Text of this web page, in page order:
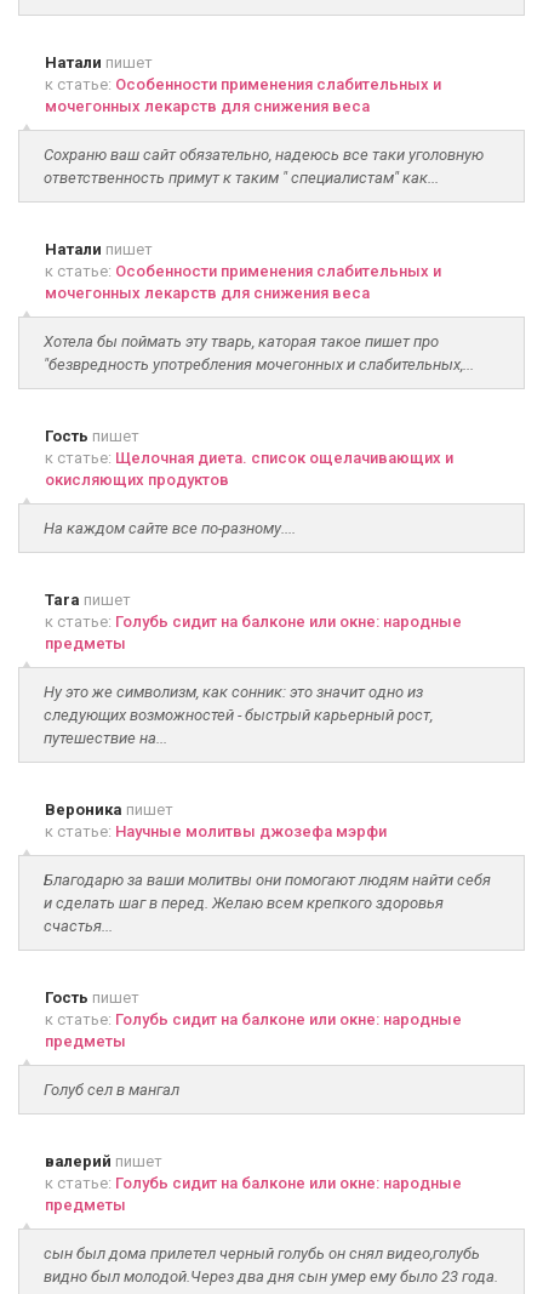
Натали пишет
к статье: Особенности применения слабительных и
мочегонных лекарств для снижения веса
Сохраню ваш сайт обязательно, надеюсь все таки уголовную
ответственность примут к таким " специалистам" как...
Натали пишет
к статье: Особенности применения слабительных и
мочегонных лекарств для снижения веса
Хотела бы поймать эту тварь, каторая такое пишет про
"безвредность употребления мочегонных и слабительных,...
Гость пишет
к статье: Щелочная диета. список ощелачивающих и
окисляющих продуктов
На каждом сайте все по-разному....
Tara пишет
к статье: Голубь сидит на балконе или окне: народные
предметы
Ну это же символизм, как сонник: это значит одно из
следующих возможностей - быстрый карьерный рост,
путешествие на...
Вероника пишет
к статье: Научные молитвы джозефа мэрфи
Благодарю за ваши молитвы они помогают людям найти себя
и сделать шаг в перед. Желаю всем крепкого здоровья
счастья...
Гость пишет
к статье: Голубь сидит на балконе или окне: народные
предметы
Голуб сел в мангал
валерий пишет
к статье: Голубь сидит на балконе или окне: народные
предметы
сын был дома прилетел черный голубь он снял видео,голубь
видно был молодой.Через два дня сын умер ему было 23 года.